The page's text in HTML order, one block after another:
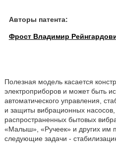
Авторы патента:
Фрост Владимир
Полезная модель касается
электроприборов и может быть
автоматического управления,
и защиты вибрационных
распространенных бытовых
«Малыш», «Ручеек» и других им
следующие задачи -